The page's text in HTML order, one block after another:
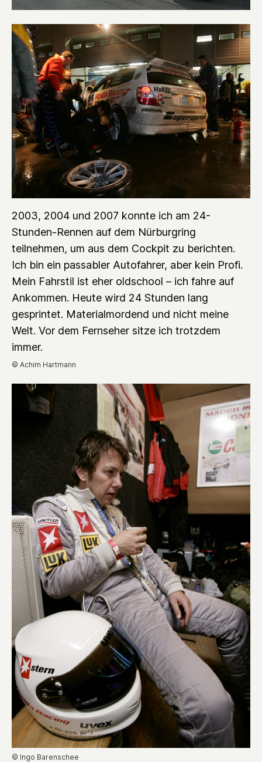
2003, 2004 und 2007 konnte ich am 24-
Stunden-Rennen auf dem Nürburgring
teilnehmen, um aus dem Cockpit zu berichten.
Ich bin ein passabler Autofahrer, aber kein Profi.
Mein Fahrstil ist eher oldschool – ich fahre auf
Ankommen. Heute wird 24 Stunden lang
gesprintet. Materialmordend und nicht meine
Welt. Vor dem Fernseher sitze ich trotzdem
immer.
© Achim Hartmann
© Ingo Barenschee